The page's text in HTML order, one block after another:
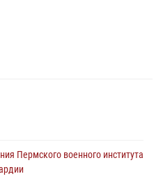
Пермского военного института